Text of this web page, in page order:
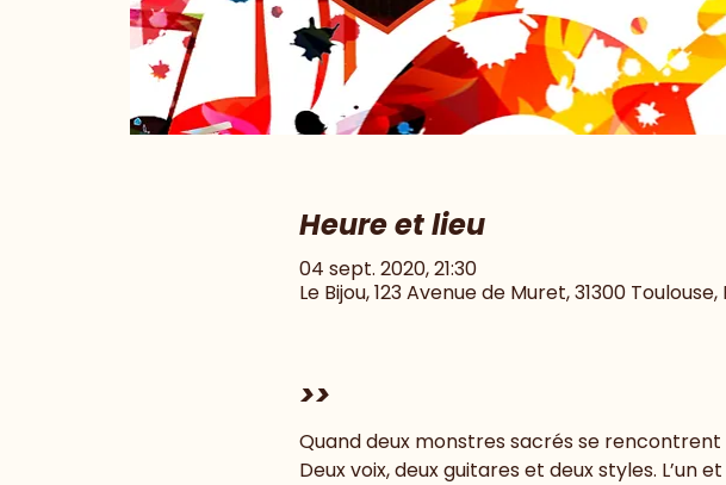
Heure et lieu
04 sept. 2020, 21:30
Le Bijou, 123 Avenue de Muret, 31300
>>
Quand deux monstres sacrés se rencontrent
Deux voix, deux guitares et deux styles.